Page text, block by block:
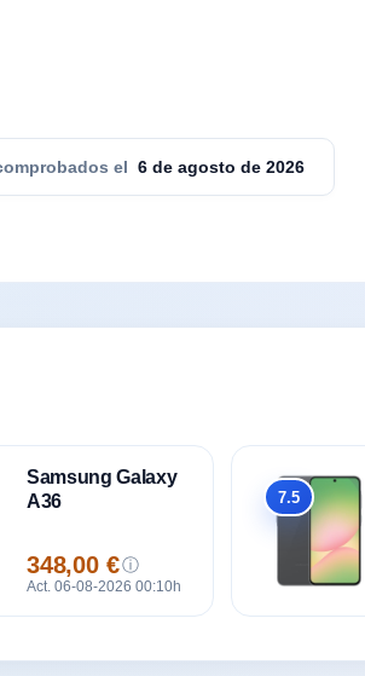
el 6 de agosto de 2026
Samsung Galaxy
A36
Precio
348,00 € ⓘ
Act. 06-08-2026 00:10h
Global
7.5